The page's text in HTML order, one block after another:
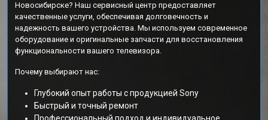
Новосибирске? Наш сервисный центр предоставляет
качественные услуги, обеспечивая долговечность и
надежность вашего устройства. Мы используем современное
оборудование и оригинальные запчасти для восстановления
функциональности вашего телевизора.
Почему выбирают нас:
Глубокий опыт работы с продукцией Sony
Быстрый и точный ремонт